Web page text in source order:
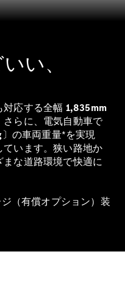
い、
応する全幅 1,835mm
らに、電気自動車で
〕の車両重量*を実現
います。狭い路地か
な道路環境で快適に
（有償オプション）装